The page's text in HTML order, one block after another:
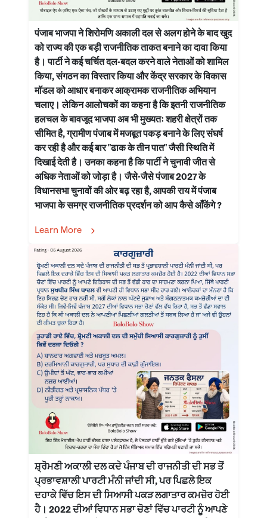
पंजाब भाजपा ने शिरोमणि अकाली दल से अलग होने के बाद खुद
को राज्य की एक बड़ी राजनीतिक ताकत बनाने का दावा किया
है। पार्टी ने कई चर्चित दल-बदल करने वाले नेताओं को शामिल
किया, संगठन का विस्तार किया और केंद्र सरकार के विकास
मॉडल को आधार बनाकर आक्रामक राजनीतिक अभियान
चलाए। लेकिन आलोचकों का कहना है कि इतनी राजनीतिक
हलचल के बावजूद भाजपा अब भी मुख्यतः शहरी क्षेत्रों तक
सीमित है, ग्रामीण पंजाब में मजबूत पकड़ बनाने के लिए संघर्ष
कर रही है और कई बार "ढाक के तीन पात" जैसी स्थिति में
दिखाई देती है। उनका कहना है कि पार्टी ने चुनावी जीत से
अधिक नेताओं को जोड़ा है। जैसे-जैसे पंजाब 2027 के
विधानसभा चुनावों की ओर बढ़ रहा है, आपकी राय में पंजाब
भाजपा के समग्र राजनीतिक प्रदर्शन को आप कैसे आँकेंगे ?
Learn More
ਸ਼੍ਰੋਮਣੀ ਅਕਾਲੀ ਦਲ ਕਦੇ ਪੰਜਾਬ ਦੀ ਰਾਜਨੀਤੀ ਦੀ ਸਭ ਤੋਂ
ਪ੍ਰਭਾਵਸ਼ਾਲੀ ਪਾਰਟੀ ਮੰਨੀ ਜਾਂਦੀ ਸੀ, ਪਰ ਪਿਛਲੇ ਇਕ
ਦਹਾਕੇ ਵਿੱਚ ਇਸ ਦੀ ਸਿਆਸੀ ਪਕੜ ਲਗਾਤਾਰ ਕਮਜ਼ੋਰ ਹੋਈ
ਹੈ। 2022 ਦੀਆਂ ਵਿਧਾਨ ਸਭਾ ਚੋਣਾਂ ਵਿੱਚ ਪਾਰਟੀ ਨੂੰ ਆਪਣੇ